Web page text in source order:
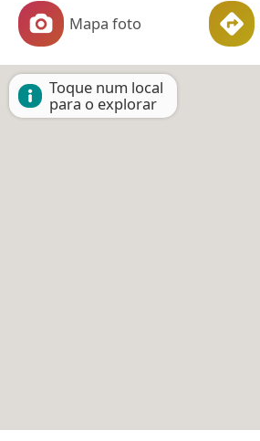
Mapa foto
Toque num local
para o explorar